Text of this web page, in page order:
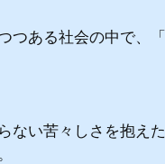
つある社会の中で、
ない苦々しさを抱え